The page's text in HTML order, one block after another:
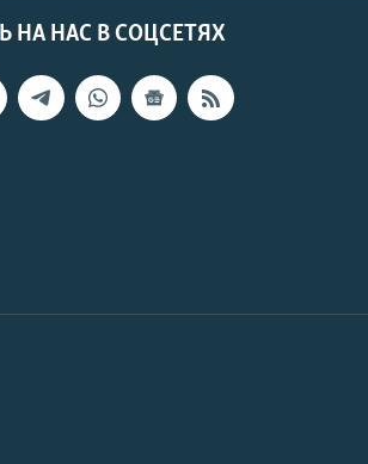
НА НАС В СОЦСЕТЯХ